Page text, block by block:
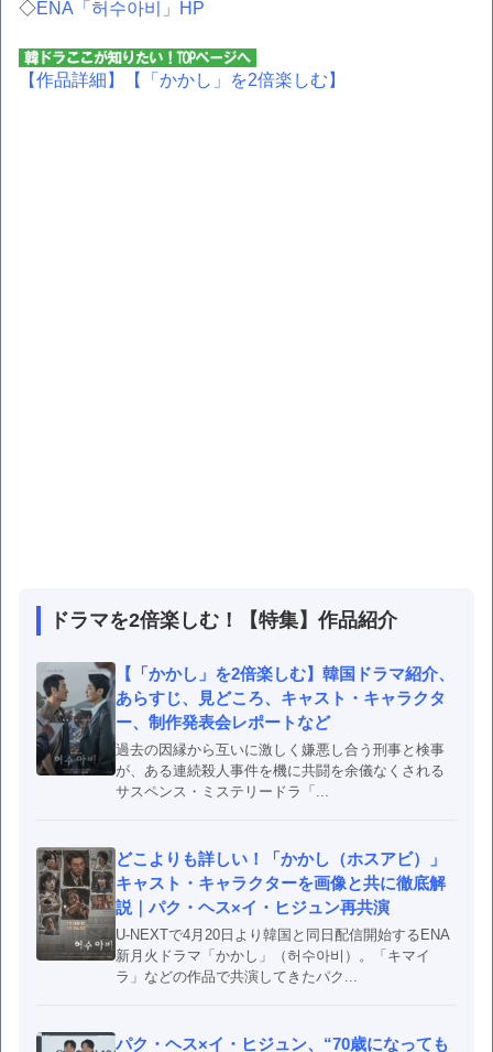
◇ENA「허수아비」HP
【作品詳細】 【「かかし」を2倍楽しむ】
ドラマを2倍楽しむ！【特集】作品紹介
【「かかし」を2倍楽しむ】韓国ドラマ紹介、
あらすじ、見どころ、キャスト・キャラクタ
ー、制作発表会レポートなど
過去の因縁から互いに激しく嫌悪し合う刑事と検事
が、ある連続殺人事件を機に共闘を余儀なくされる
サスペンス・ミステリードラ「...
どこよりも詳しい！「かかし（ホスアビ）」
キャスト・キャラクターを画像と共に徹底解
説｜パク・ヘス×イ・ヒジュン再共演
U-NEXTで4月20日より韓国と同日配信開始するENA
新月火ドラマ「かかし」（허수아비）。「キマイ
ラ」などの作品で共演してきたパク...
パク・ヘス×イ・ヒジュン、“70歳になっても